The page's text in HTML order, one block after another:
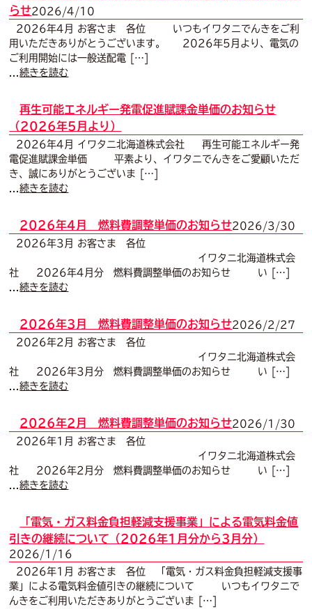
らせ2026/4/10
2026年4月 お客さま 各位 いつもイワタニでんきをご利
用いただきありがとうございます。 2026年5月より、電気の
ご利用開始には一般送配電 […]
...続きを読む
再生可能エネルギー発電促進賦課金単価のお知らせ
（2026年5月より）
2026年4月 イワタニ北海道株式会社 再生可能エネルギー発
電促進賦課金単価 平素より、イワタニでんきをご愛顧いただ
き、誠にありがとうございま […]
...続きを読む
2026年4月 燃料費調整単価のお知らせ2026/3/30
2026年3月 お客さま 各位
イワタニ北海道株式会
社 2026年4月分 燃料費調整単価のお知らせ い […]
...続きを読む
2026年3月 燃料費調整単価のお知らせ2026/2/27
2026年2月 お客さま 各位
イワタニ北海道株式会
社 2026年3月分 燃料費調整単価のお知らせ い […]
...続きを読む
2026年2月 燃料費調整単価のお知らせ2026/1/30
2026年1月 お客さま 各位
イワタニ北海道株式会
社 2026年2月分 燃料費調整単価のお知らせ い […]
...続きを読む
「電気・ガス料金負担軽減支援事業」による電気料金値
引きの継続について（2026年1月分から3月分）
2026/1/16
2026年1月 お客さま 各位 「電気・ガス料金負担軽減支援事
業」による電気料金値引きの継続について いつもイワタニで
んきをご利用いただきありがとうございま […]